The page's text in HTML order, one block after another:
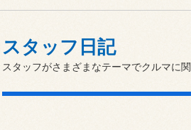
スタッフ日記
スタッフがさまざまなテーマでクルマに